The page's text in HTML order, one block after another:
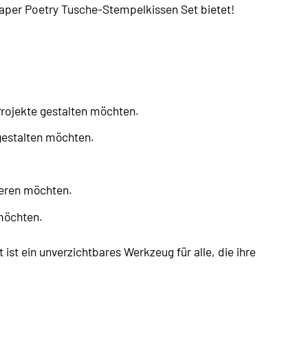
Poetry Tusche-Stempelkissen Set bietet!
gestalten möchten.
möchten.
möchten.
ein unverzichtbares Werkzeug für alle, die ihre